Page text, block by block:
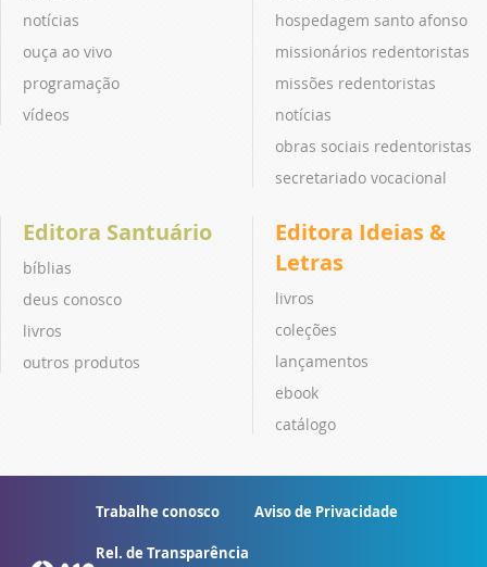
notícias
ouça ao vivo
programação
vídeos
hospedagem santo afonso
missionários redentoristas
missões redentoristas
notícias
obras sociais redentoristas
secretariado vocacional
Editora Santuário
bíblias
deus conosco
livros
outros produtos
Editora Ideias &
Letras
livros
coleções
lançamentos
ebook
catálogo
Trabalhe conosco Aviso de Privacidade
Rel. de Transparência